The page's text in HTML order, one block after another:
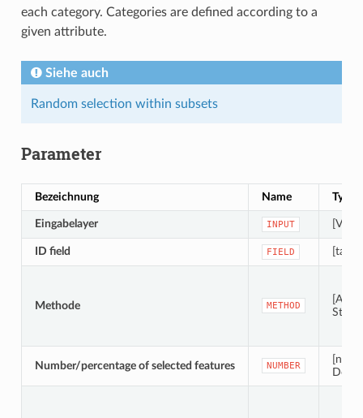
each category. Categories are defined according to a
given attribute.
Siehe auch
Random selection within subsets
Parameter
Bezeichnung Name Typ
Eingabelayer INPUT
ID field FIELD
Methode METHOD
Number/percentage of selected features NUMBER